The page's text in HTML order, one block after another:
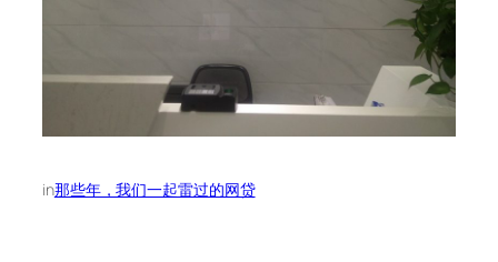
in那些年，我们一起雷过的网贷